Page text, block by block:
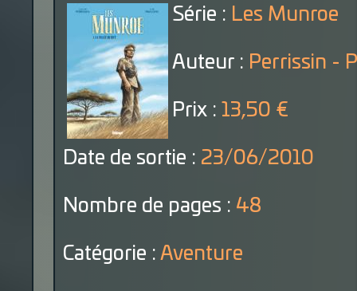
Série : Les Munroe
Auteur : Perrissin -
Prix : 13,50 €
Date de sortie : 23/06/2010
Nombre de pages : 48
Catégorie : Aventure